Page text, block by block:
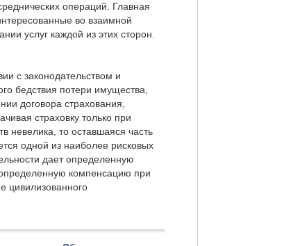
операций. Главная
во взаимной
услуг каждой из этих сторон.
с законодательством и
бедствия потери имущества,
договора страхования,
страховку только при
невелика, то оставшаяся часть
одной из наиболее рисковых
дает определенную
компенсацию при
цивилизованного